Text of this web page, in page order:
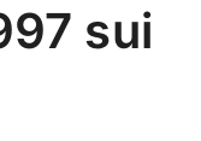
sui